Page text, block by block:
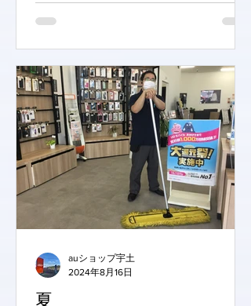
ョップで「スマートバスマット」の販
売がはじまりました。...
夏
auショップ宇土
2024年8月16日